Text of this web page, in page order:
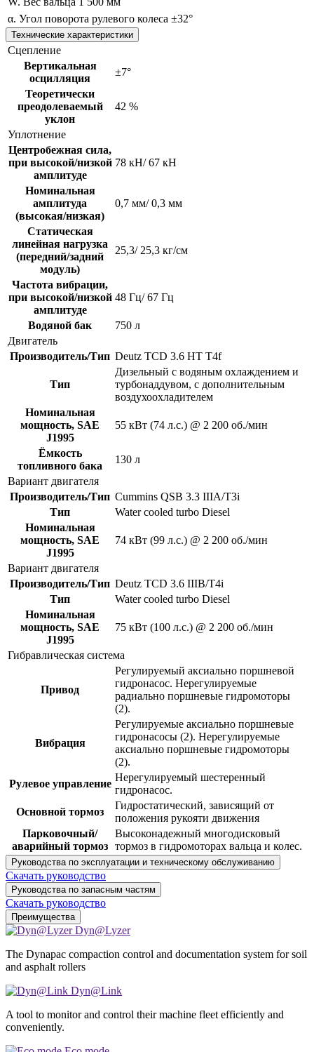
α. Угол поворота рулевого колеса ±32°
Технические характеристики
Сцепление
Вертикальная
осцилляция
±7°
Теоретически
преодолеваемый
уклон
42 %
Уплотнение
Центробежная сила,
при высокой/низкой
амплитуде
78 кН/ 67 кН
Номинальная
амплитуда
(высокая/низкая)
0,7 мм/ 0,3 мм
Статическая
линейная нагрузка
(передний/задний
модуль)
25,3/ 25,3 кг/см
Частота вибрации,
при высокой/низкой
амплитуде
48 Гц/ 67 Гц
Водяной бак
750 л
Двигатель
Производитель/Тип Deutz TCD 3.6 HT T4f
Тип
Дизельный с водяным охлаждением и
турбонаддувом, с дополнительным
воздухоохладителем
Номинальная
мощность, SAE
J1995
55 кВт (74 л.с.) @ 2 200 об./мин
Ёмкость
топливного бака
130 л
Вариант двигателя
Производитель/Тип Cummins QSB 3.3 IIIA/T3i
Тип
Water cooled turbo Diesel
Номинальная
мощность, SAE
J1995
74 кВт (99 л.с.) @ 2 200 об./мин
Вариант двигателя
Производитель/Тип Deutz TCD 3.6 IIIB/T4i
Тип
Water cooled turbo Diesel
Номинальная
мощность, SAE
J1995
75 кВт (100 л.с.) @ 2 200 об./мин
Гибравлическая система
Привод
Регулируемый аксиально поршневой
гидронасос. Нерегулируемые
радиально поршневые гидромоторы
(2).
Вибрация
Регулируемые аксиально поршневые
гидронасосы (2). Нерегулируемые
аксиально поршневые гидромоторы
(2).
Рулевое управление
Нерегулируемый шестеренный
гидронасос.
Основной тормоз
Гидростатический, зависящий от
положения рукояти движения
Парковочный/
аварийный тормоз
Высоконадежный многодисковый
тормоз в гидромоторах вальца и колес.
Руководства по эксплуатации и техническому обслуживанию
Скачать руководство
Руководства по запасным частям
Скачать руководство
Преимущества
Dyn@Lyzer
The Dynapac compaction control and documentation system for soil
and asphalt rollers
Dyn@Link
A tool to monitor and control their machine fleet efficiently and
conveniently.